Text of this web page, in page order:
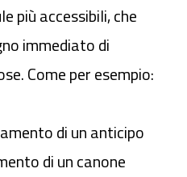
più accessibili, che
immediato di
Come per esempio:
di un anticipo
di un canone